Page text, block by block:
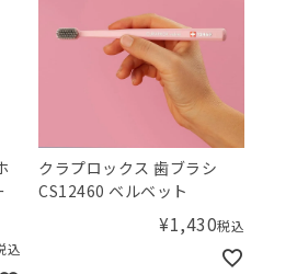
込
クラプロックス 歯ブラシ
CS12460 ベルベット
¥1,430税込